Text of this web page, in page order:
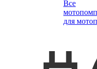
Все
для